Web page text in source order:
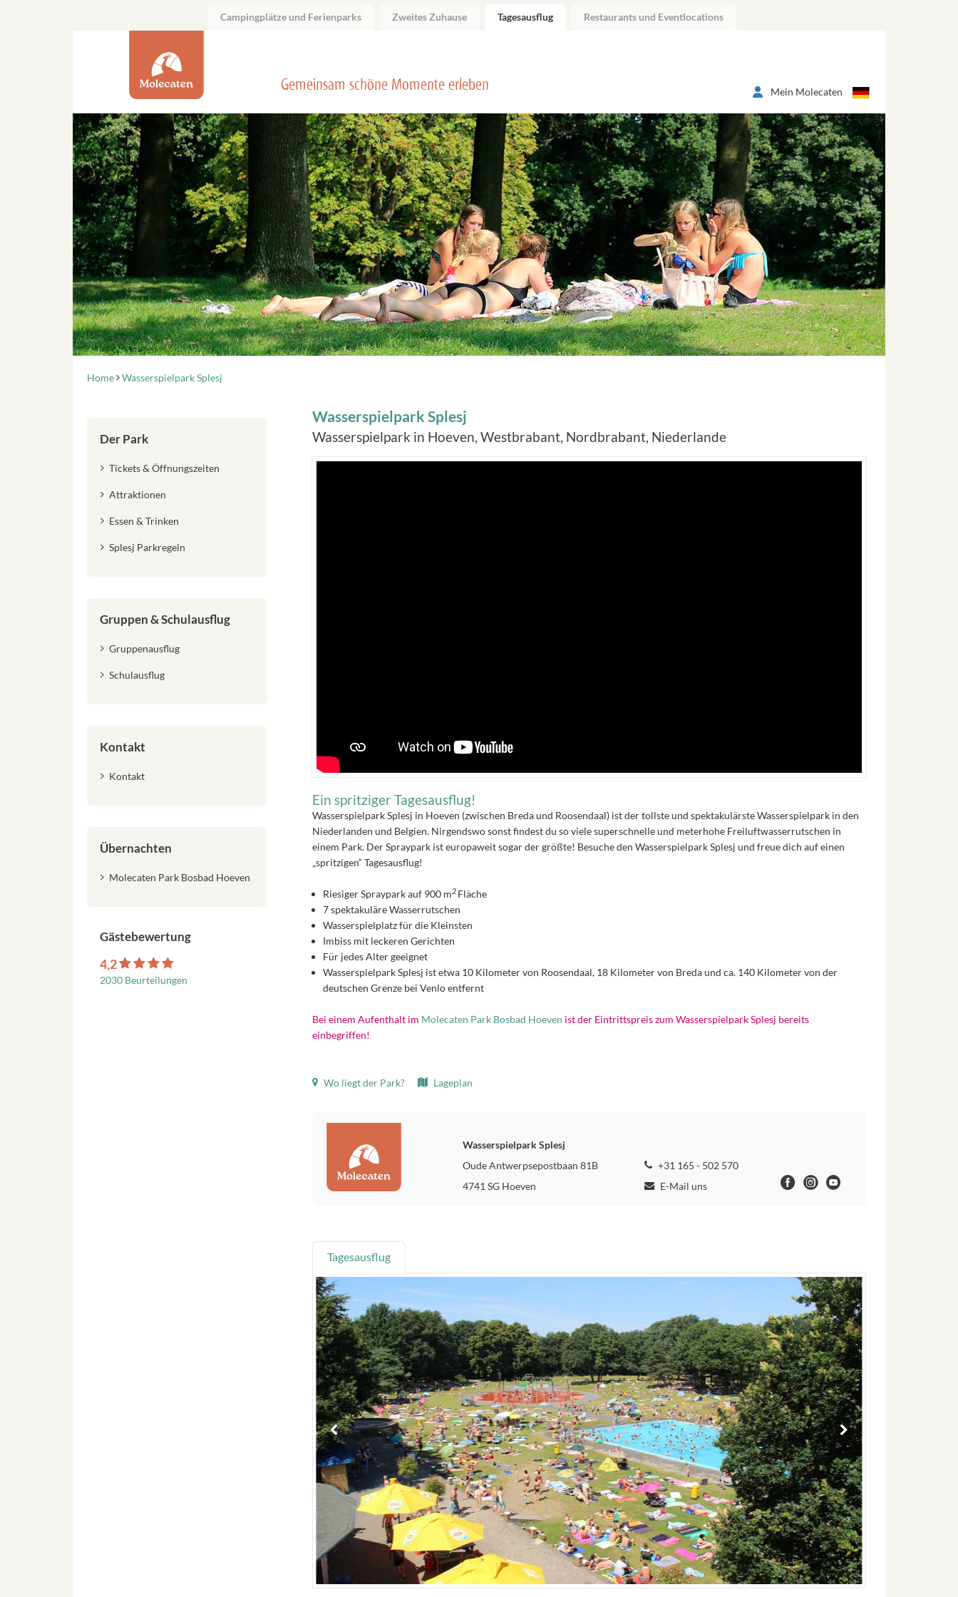
Campingplätze und Ferienparks Zweites Zuhause Tagesausflug Restaurants und Eventlocations
Gemeinsam schöne Momente erleben Mein Molecaten
Home Wasserspielpark Splesj
Wasserspielpark Splesj
Wasserspielpark in Hoeven, Westbrabant, Nordbrabant, Niederlande
Ein spritziger Tagesausflug!
Wasserspielpark Splesj in Hoeven (zwischen Breda und Roosendaal) ist der tollste und spektakulärste Wasserspielpark in den
Niederlanden und Belgien. Nirgendswo sonst findest du so viele superschnelle und meterhohe Freiluftwasserrutschen in
einem Park. Der Spraypark ist europaweit sogar der größte! Besuche den Wasserspielpark Splesj und freue dich auf einen
„spritzigen“ Tagesausflug!
Riesiger Spraypark auf 900 m2 Fläche
7 spektakuläre Wasserrutschen
Wasserspielplatz für die Kleinsten
Imbiss mit leckeren Gerichten
Für jedes Alter geeignet
Wasserspielpark Splesj ist etwa 10 Kilometer von Roosendaal, 18 Kilometer von Breda und ca. 140 Kilometer von der
deutschen Grenze bei Venlo entfernt
Bei einem Aufenthalt im Molecaten Park Bosbad Hoeven ist der Eintrittspreis zum Wasserspielpark Splesj bereits
einbegriffen!
Wo liegt der Park? Lageplan
Wasserspielpark Splesj
Oude Antwerpsepostbaan 81B
4741 SG Hoeven
+31 165 - 502 570
E-Mail uns
Tagesausflug
Der Park
Tickets & Öffnungszeiten
Attraktionen
Essen & Trinken
Splesj Parkregeln
Gruppen & Schulausflug
Gruppenausflug
Schulausflug
Kontakt
Kontakt
Übernachten
Molecaten Park Bosbad Hoeven
Gästebewertung
4,2
2030 Beurteilungen